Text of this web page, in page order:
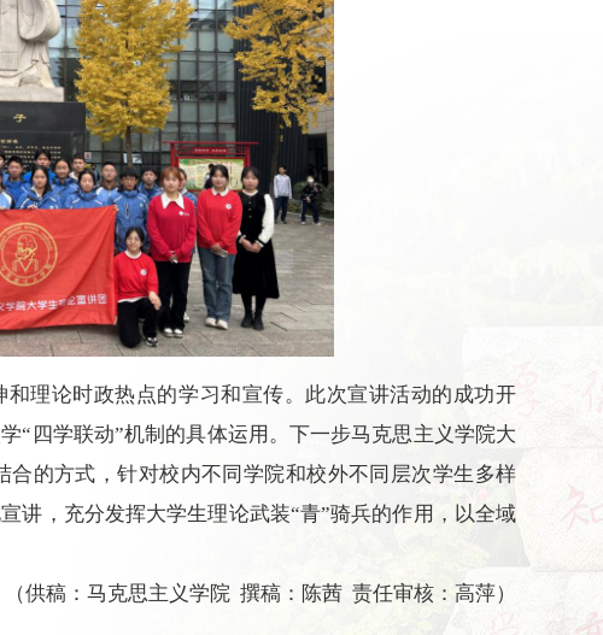
理论时政热点的学习和宣传。此次宣讲活动的成功开
“四学联动”机制的具体运用。下一步马克思主义学院大
合的方式，针对校内不同学院和校外不同层次学生多样
讲，充分发挥大学生理论武装“青”骑兵的作用，以全域
（供稿：马克思主义学院 撰稿：陈茜 责任审核：高萍）